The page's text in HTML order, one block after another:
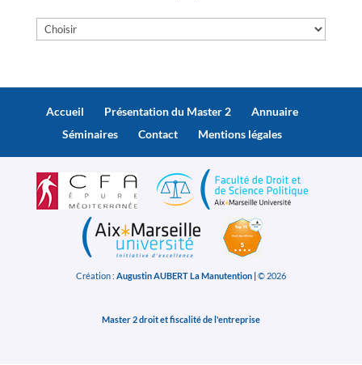
Accueil Présentation du Master 2
Annuaire
Séminaires
Contact Mentions légales
Création : Augustin AUBERT La Manutention |© 2026
Master 2 droit et fiscalité de l'entreprise